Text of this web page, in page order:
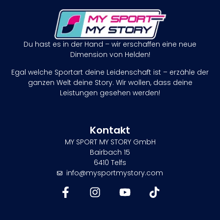
Du hast es in der Hand – wir erschaffen eine neue
Dimension von Helden!
Egal welche Sportart deine Leidenschaft ist – erzähle der
ganzen Welt deine Story. Wir wollen, dass deine
Leistungen gesehen werden!
Kontakt
MY SPORT MY STORY GmbH
Bairbach 15
6410 Telfs
info@mysportmystory.com